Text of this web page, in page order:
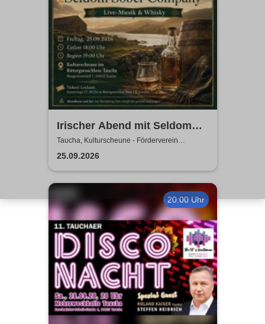
Irischer Abend mit Seldom
Sober Company | Live-Musik
& Whisky in der
Kulturscheune Taucha
Taucha, Kulturscheune - Förderverein
Rittergutschloss Taucha e.V.
25.09.2026
20:00 Uhr